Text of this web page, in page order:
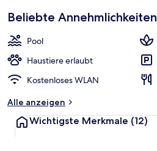
Beliebte Annehmlichkeiten
Pool
Haustiere erlaubt
Kostenloses WLAN
Alle anzeigen
Wichtigste Merkmale (12)